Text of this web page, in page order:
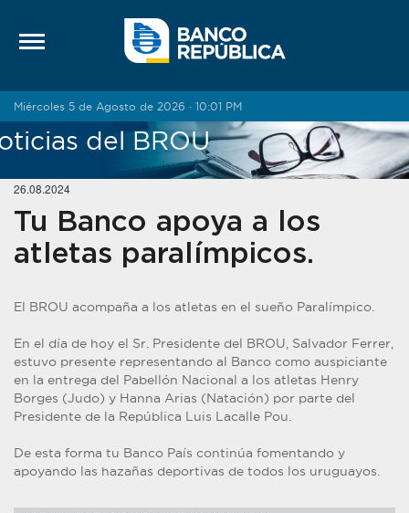
Miércoles 5 de Agosto de 2026 · 10:01 PM
del BROU
26.08.2024
Tu Banco apoya a los
atletas paralímpicos.
El BROU acompaña a los atletas en el sueño Paralímpico.
En el día de hoy el Sr. Presidente del BROU, Salvador Ferrer,
estuvo presente representando al Banco como auspiciante
en la entrega del Pabellón Nacional a los atletas Henry
Borges (Judo) y Hanna Arias (Natación) por parte del
Presidente de la República Luis Lacalle Pou.
De esta forma tu Banco País continúa fomentando y
apoyando las hazañas deportivas de todos los uruguayos.